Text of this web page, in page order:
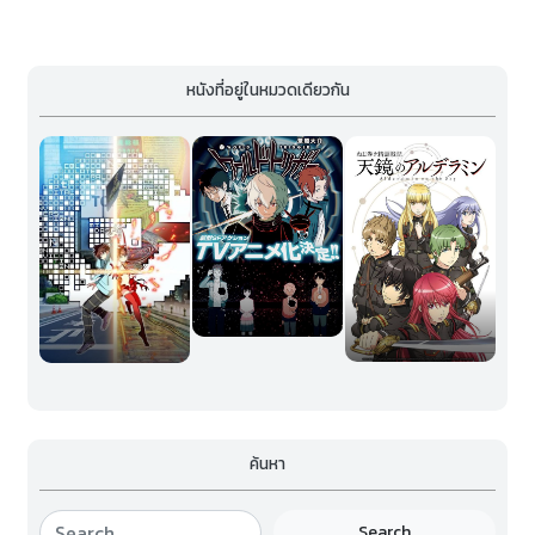
หนังที่อยู่ในหมวดเดียวกัน
ค้นหา